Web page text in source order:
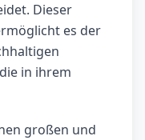
Dieser
es der
in ihrem
großen und